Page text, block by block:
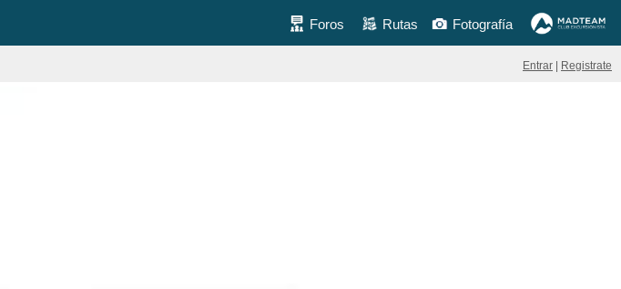
Foros Rutas Fotografía
Entrar Registrate